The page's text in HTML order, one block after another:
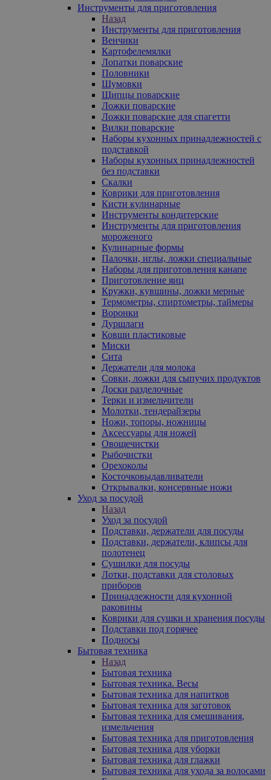
Инструменты для приготовления
Назад
Инструменты для приготовления
Венчики
Картофелемялки
Лопатки поварские
Половники
Шумовки
Щипцы поварские
Ложки поварские
Ложки поварские для спагетти
Вилки поварские
Наборы кухонных принадлежностей с
подставкой
Наборы кухонных принадлежностей
без подставки
Скалки
Коврики для приготовления
Кисти кулинарные
Инструменты кондитерские
Инструменты для приготовления
мороженого
Кулинарные формы
Палочки, иглы, ложки специальные
Наборы для приготовления канапе
Приготовление яиц
Кружки, кувшины, ложки мерные
Термометры, спиртометры, таймеры
Воронки
Дуршлаги
Ковши пластиковые
Миски
Сита
Держатели для молока
Совки, ложки для сыпучих продуктов
Доски разделочные
Терки и измельчители
Молотки, тендерайзеры
Ножи, топоры, ножницы
Аксессуары для ножей
Овощечистки
Рыбочистки
Орехоколы
Косточковыдавливатели
Открывалки, консервные ножи
Уход за посудой
Назад
Уход за посудой
Подставки, держатели для посуды
Подставки, держатели, клипсы для
полотенец
Сушилки для посуды
Лотки, подставки для столовых
приборов
Принадлежности для кухонной
раковины
Коврики для сушки и хранения посуды
Подставки под горячее
Подносы
Бытовая техника
Назад
Бытовая техника
Бытовая техника. Весы
Бытовая техника для напитков
Бытовая техника для заготовок
Бытовая техника для смешивания,
измельчения
Бытовая техника для приготовления
Бытовая техника для уборки
Бытовая техника для глажки
Бытовая техника для ухода за волосами